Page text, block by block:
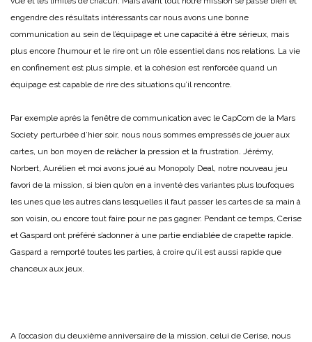
engendre des résultats intéressants car nous avons une bonne
communication au sein de l’équipage et une capacité à être sérieux, mais
plus encore l’humour et le rire ont un rôle essentiel dans nos relations. La vie
en confinement est plus simple, et la cohésion est renforcée quand un
équipage est capable de rire des situations qu’il rencontre.
Par exemple après la fenêtre de communication avec le CapCom de la Mars
Society perturbée d’hier soir, nous nous sommes empressés de jouer aux
cartes, un bon moyen de relâcher la pression et la frustration. Jérémy,
Norbert, Aurélien et moi avons joué au Monopoly Deal, notre nouveau jeu
favori de la mission, si bien qu’on en a inventé des variantes plus loufoques
les unes que les autres dans lesquelles il faut passer les cartes de sa main à
son voisin, ou encore tout faire pour ne pas gagner. Pendant ce temps, Cerise
et Gaspard ont préféré s’adonner à une partie endiablée de crapette rapide.
Gaspard a remporté toutes les parties, à croire qu’il est aussi rapide que
chanceux aux jeux.
A l’occasion du deuxième anniversaire de la mission, celui de Cerise, nous